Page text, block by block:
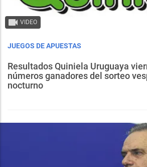
VIDEO
JUEGOS DE APUESTAS
Resultados Quiniela Uruguaya
números ganadores del sorteo
nocturno